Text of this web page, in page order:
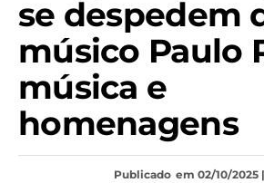
se despedem
músico Paulo
música e
homenagens
Publicado em 02/10/2025 |